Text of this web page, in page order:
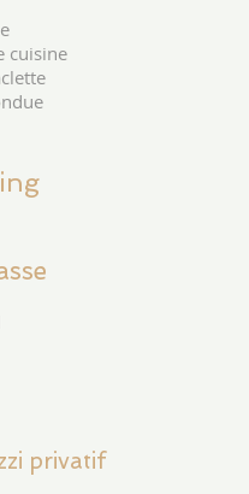
cuisine
privatif